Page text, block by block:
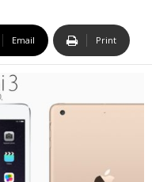
Email Print